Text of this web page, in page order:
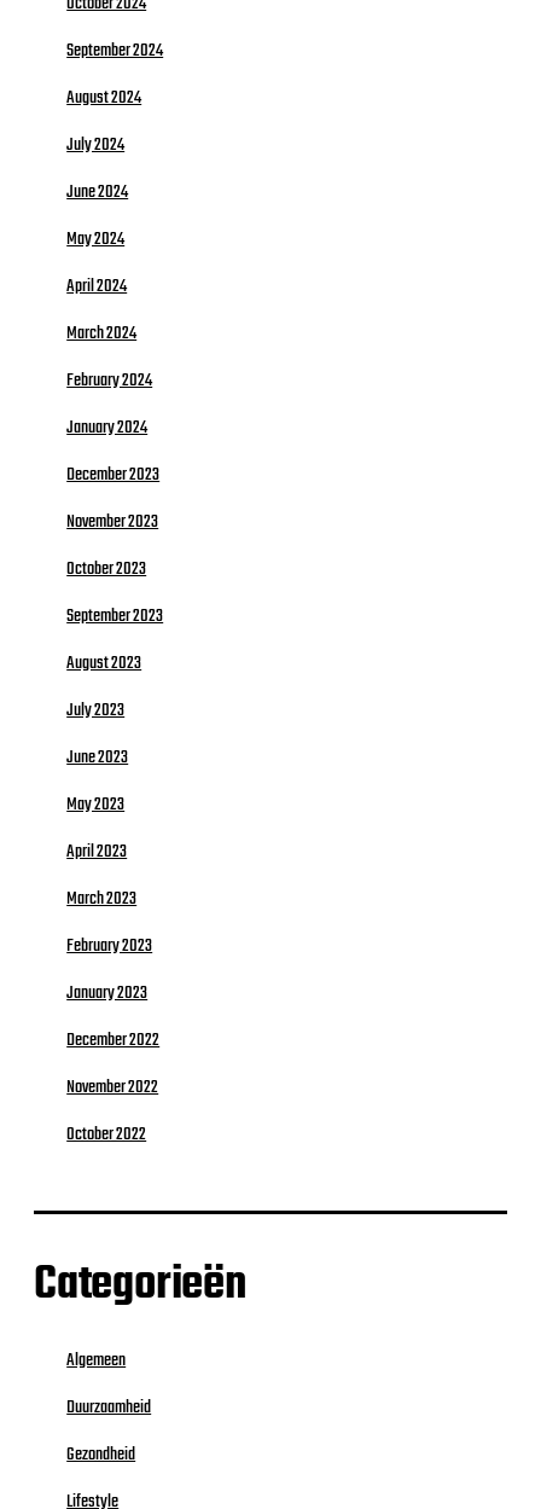
September 2024
August 2024
July 2024
June 2024
May 2024
April 2024
March 2024
February 2024
January 2024
December 2023
November 2023
October 2023
September 2023
August 2023
July 2023
June 2023
May 2023
April 2023
March 2023
February 2023
January 2023
December 2022
November 2022
October 2022
Categorieën
Algemeen
Duurzaamheid
Gezondheid
Lifestyle